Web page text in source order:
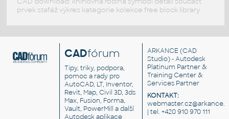
prvek stafáž výkres kategorie kolekce free block library
CADfórum
Tipy, triky, podpora,
pomoc a rady pro
AutoCAD, LT, Inventor,
Revit, Map, Civil 3D, 3ds
Max, Fusion, Forma,
Vault, PowerMill a další
Autodesk aplikace
ARKANCE (CAD
Studio) - Autodesk
Platinum Partner &
Training Center &
Services Partner
KONTAKT:
| tel. +420 910 970 111